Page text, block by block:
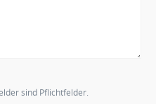
sind Pflichtfelder.